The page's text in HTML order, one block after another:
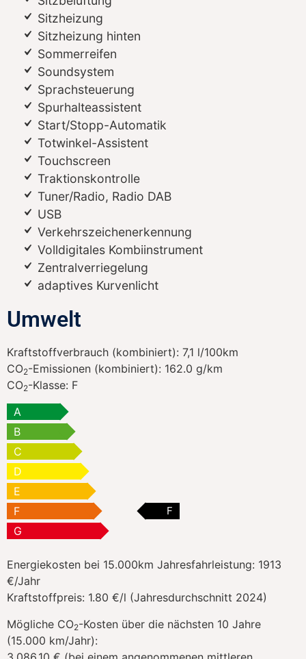
Sitzheizung
Sitzheizung hinten
Sommerreifen
Soundsystem
Sprachsteuerung
Spurhalteassistent
Start/Stopp-Automatik
Totwinkel-Assistent
Touchscreen
Traktionskontrolle
Tuner/Radio, Radio DAB
USB
Verkehrszeichenerkennung
Volldigitales Kombiinstrument
Zentralverriegelung
adaptives Kurvenlicht
Umwelt
Kraftstoffverbrauch (kombiniert): 7,1 l/100km
CO2-Emissionen (kombiniert): 162.0 g/km
CO2-Klasse: F
A
B
C
D
E
F
F
G
Energiekosten bei 15.000km Jahresfahrleistung: 1913
€/Jahr
Kraftstoffpreis: 1.80 €/l (Jahresdurchschnitt 2024)
Mögliche CO2-Kosten über die nächsten 10 Jahre
(15.000 km/Jahr):